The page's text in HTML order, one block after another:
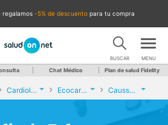
regalamos -5% de descuento para tu compra
BUSCAR MENU
Chat Médico Plan de salud Fidelity
Cardiología Ecocardiografía de Esfuerzo Causse Clinic Girona